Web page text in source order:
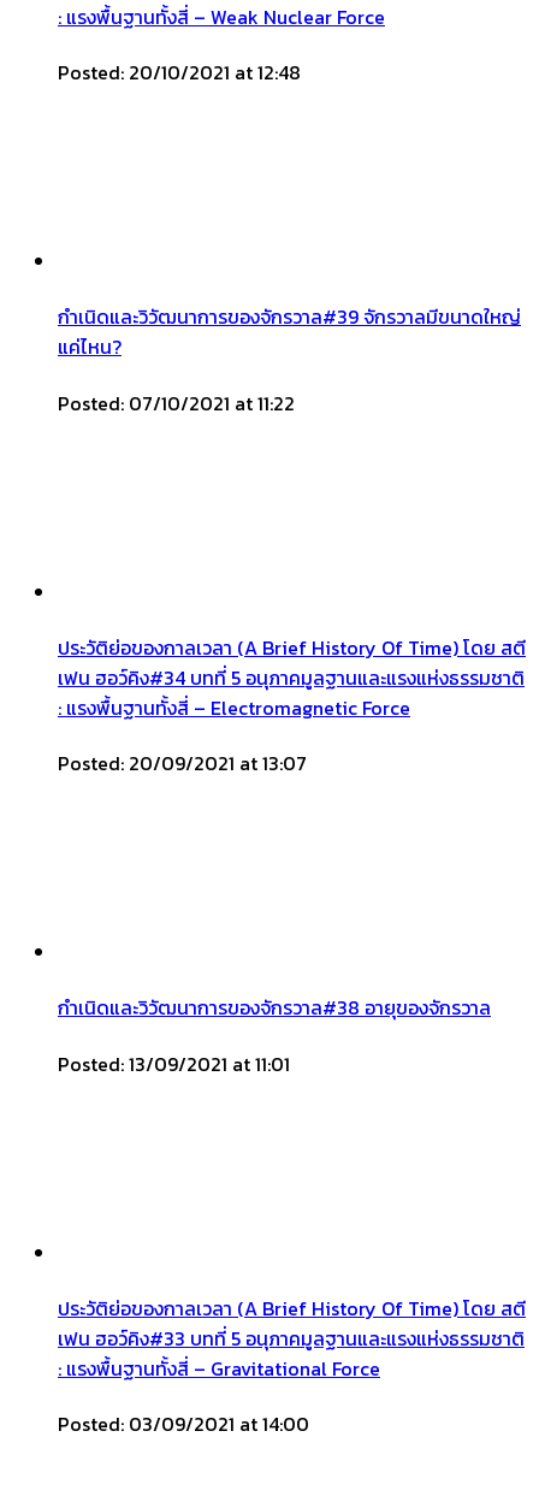
: แรงพื้นฐานทั้งสี่ – Weak Nuclear Force
Posted: 20/10/2021 at 12:48
กำเนิดและวิวัฒนาการของจักรวาล#39 จักรวาลมีขนาดใหญ่
แค่ไหน?
Posted: 07/10/2021 at 11:22
ประวัติย่อของกาลเวลา (A Brief History Of Time) โดย สตี
เฟน ฮอว์คิง#34 บทที่ 5 อนุภาคมูลฐานและแรงแห่งธรรมชาติ
: แรงพื้นฐานทั้งสี่ – Electromagnetic Force
Posted: 20/09/2021 at 13:07
กำเนิดและวิวัฒนาการของจักรวาล#38 อายุของจักรวาล
Posted: 13/09/2021 at 11:01
ประวัติย่อของกาลเวลา (A Brief History Of Time) โดย สตี
เฟน ฮอว์คิง#33 บทที่ 5 อนุภาคมูลฐานและแรงแห่งธรรมชาติ
: แรงพื้นฐานทั้งสี่ – Gravitational Force
Posted: 03/09/2021 at 14:00